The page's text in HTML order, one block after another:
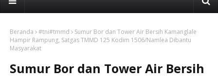
Beranda #tni#tmmd
Sumur Bor dan Tower Air Bersih Kamanglale
Hampir Rampung, Satgas TMMD 125 Kodim 1506/Namlea Dibantu
Masyarakat
Sumur Bor dan Tower Air Bersih